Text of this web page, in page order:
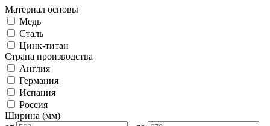
Материал основы
Медь
Сталь
Цинк-титан
Страна производства
Англия
Германия
Испания
Россия
Ширина (мм)